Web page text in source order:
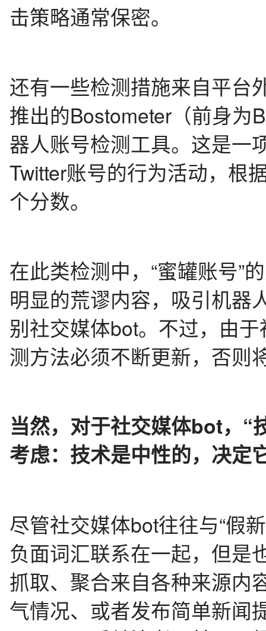
击策略通常保密。
还有一些检测措施来自平台
推出的Bostometer（前身为
器人账号检测工具。这是一
Twitter账号的行为活动，根
个分数。
在此类检测中，“蜜罐账号”
明显的荒谬内容，吸引机器
别社交媒体bot。不过，由
测方法必须不断更新，否则
当然，对于社交媒体bot，“
考虑：技术是中性的，决定
尽管社交媒体bot往往与“假新
负面词汇联系在一起，但是
抓取、聚合来自各种来源内
气情况、或者发布简单新闻